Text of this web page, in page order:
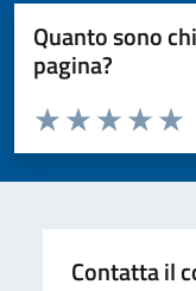
Quanto sono
pagina?
Valuta da 1 a 5 stelle la
Valuta
Valuta 3
Valuta 2 stelle
Valuta 1 stelle su 5
Contatta il